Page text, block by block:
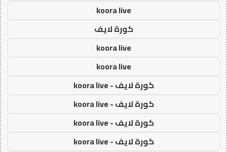
koora live
كورة لايف
koora live
koora live
كورة لايف - koora live
كورة لايف - koora live
كورة لايف - koora live
كورة لايف - koora live